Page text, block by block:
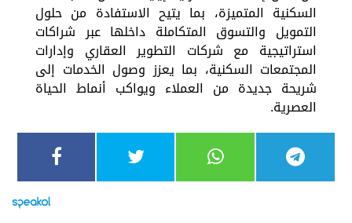
السكنية المتميزة، بما يتيح الاستفادة من حلول
التمويل والتسوق المتكاملة داخلها عبر شراكات
استراتيجية مع شركات التطوير العقاري وإدارات
المجتمعات السكنية، بما يعزز وصول الخدمات إلى
شريحة جديدة من العملاء ويواكب أنماط الحياة
العصرية.